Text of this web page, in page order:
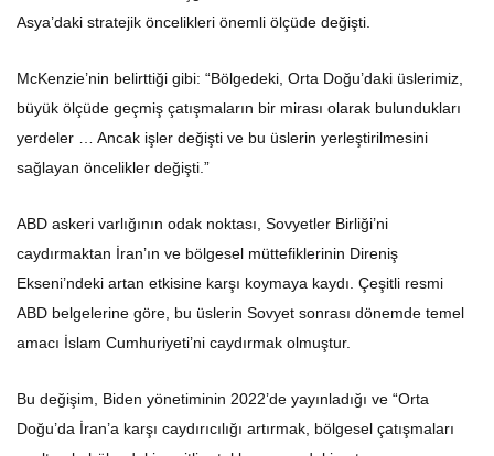
Asya’daki stratejik öncelikleri önemli ölçüde değişti.
McKenzie’nin belirttiği gibi: “Bölgedeki, Orta Doğu’daki üslerimiz,
büyük ölçüde geçmiş çatışmaların bir mirası olarak bulundukları
yerdeler … Ancak işler değişti ve bu üslerin yerleştirilmesini
sağlayan öncelikler değişti.”
ABD askeri varlığının odak noktası, Sovyetler Birliği’ni
caydırmaktan İran’ın ve bölgesel müttefiklerinin Direniş
Ekseni’ndeki artan etkisine karşı koymaya kaydı. Çeşitli resmi
ABD belgelerine göre, bu üslerin Sovyet sonrası dönemde temel
amacı İslam Cumhuriyeti’ni caydırmak olmuştur.
Bu değişim, Biden yönetiminin 2022’de yayınladığı ve “Orta
Doğu’da İran’a karşı caydırıcılığı artırmak, bölgesel çatışmaları
azaltmak, bölgedeki çeşitli ortaklar arasındaki entegrasyonu